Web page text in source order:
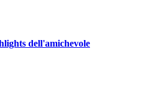
dell'amichevole